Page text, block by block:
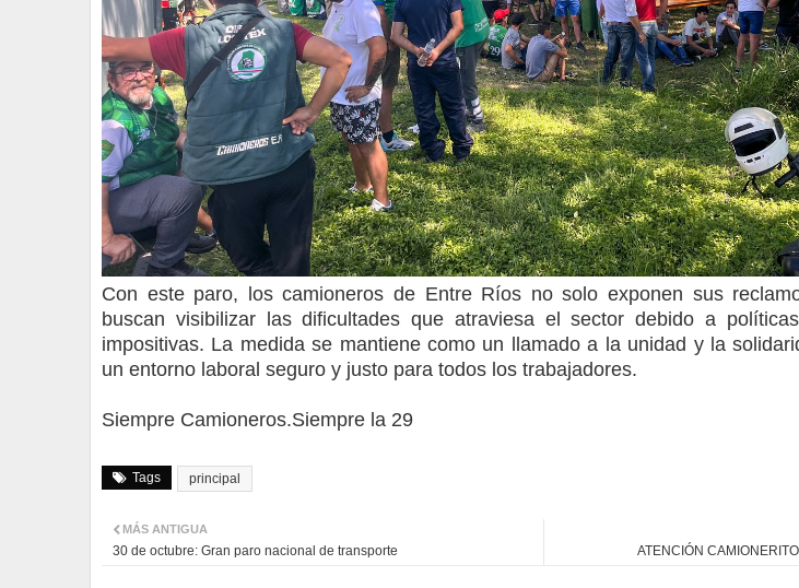
Con este paro, los camioneros de Entre Ríos no solo exponen sus
buscan visibilizar las dificultades que atraviesa el sector debido a
impositivas. La medida se mantiene como un llamado a la unidad y la
un entorno laboral seguro y justo para todos los trabajadores.
Siempre Camioneros.Siempre la 29
Tags principal
ATENCIÓN
MÁS ANTIGUA
30 de octubre: Gran paro nacional de transporte